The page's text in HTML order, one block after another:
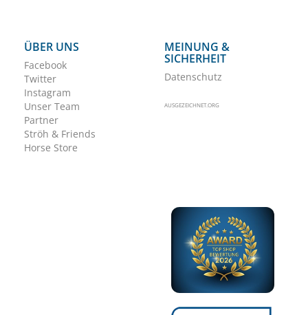
ÜBER UNS
Facebook
Twitter
Instagram
Unser Team
Partner
Ströh & Friends
Horse Store
MEINUNG &
SICHERHEIT
Datenschutz
AUSGEZEICHNET.ORG